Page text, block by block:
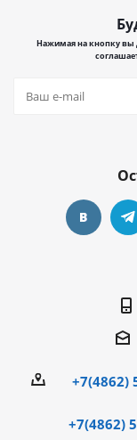
Нажимая на кнопку вы
+7(4862)
+7(4862)